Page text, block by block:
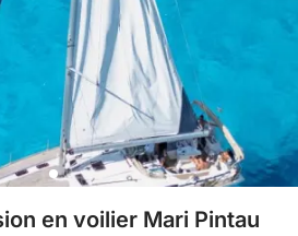
en voilier Mari Pintau